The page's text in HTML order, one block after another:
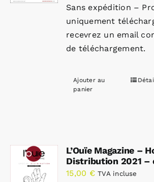
Sans expédition –
uniquement
recevrez un email
de téléchargement.
Ajouter au
panier
L’Ouïe Magazine –
Distribution 2021 –
15,00 € TVA incluse